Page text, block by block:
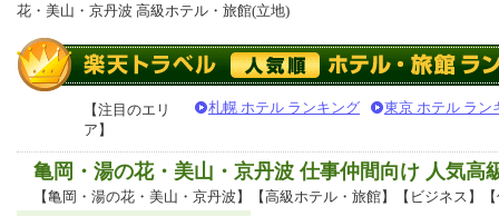
花・美山・京丹波 高級ホテル・旅館(立地)
【注目のエリ
ア】
札幌 ホテル ランキング 東京 ホテル ラン
亀岡・湯の花・美山・京丹波 仕事仲間向け 人気
【亀岡・湯の花・美山・京丹波】【高級ホテル・旅館】【ビジネス】